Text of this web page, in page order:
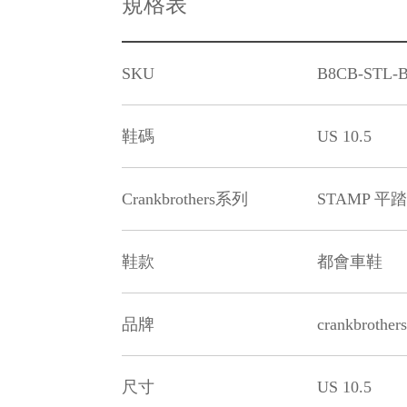
SKU B8CB-STL-
鞋碼 US 10.5
Crankbrothers系列 STAMP 平
鞋款 都會車鞋
品牌 crankbrothers
尺寸 US 10.5